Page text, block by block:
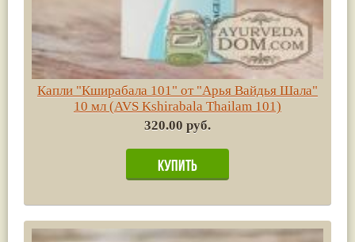
Капли "Кширабала 101" от "Арья Вайдья Шала"
10 мл (AVS Kshirabala Thailam 101)
320.00 руб.